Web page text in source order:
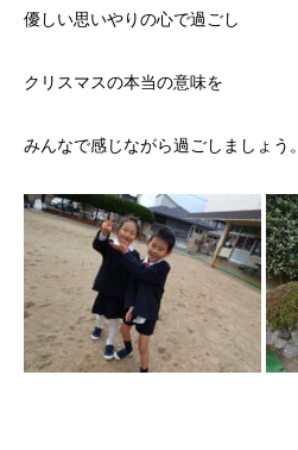
優しい思いやりの心で過ごし
クリスマスの本当の意味を
みんなで感じながら過ごしましょう。